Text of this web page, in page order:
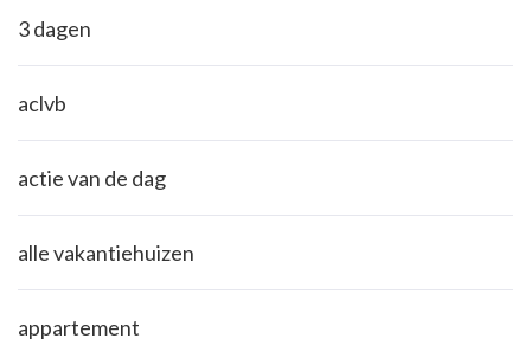
3 dagen
aclvb
actie van de dag
alle vakantiehuizen
appartement